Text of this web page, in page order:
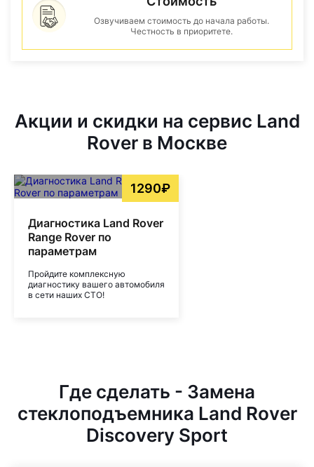
Озвучиваем стоимость до начала работы.
Честность в приоритете.
Акции и скидки на сервис Land
Rover в Москве
1290₽
Диагностика Land Rover
Range Rover по
параметрам
Пройдите комплексную
диагностику вашего автомобиля
в сети наших СТО!
Где сделать - Замена
стеклоподъемника Land Rover
Discovery Sport